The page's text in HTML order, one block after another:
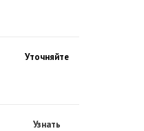
Уточняйте
Узнать